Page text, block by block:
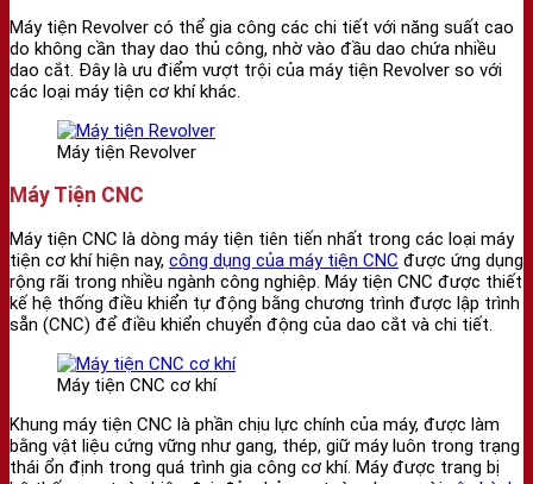
Máy tiện Revolver có thể gia công các chi tiết với năng suất cao
do không cần thay dao thủ công, nhờ vào đầu dao chứa nhiều
dao cắt. Đây là ưu điểm vượt trội của máy tiện Revolver so với
các loại máy tiện cơ khí khác.
Máy tiện Revolver
Máy Tiện CNC
Máy tiện CNC là dòng máy tiện tiên tiến nhất trong các loại máy
tiện cơ khí hiện nay, công dụng của máy tiện CNC được ứng dụng
rộng rãi trong nhiều ngành công nghiệp. Máy tiện CNC được thiết
kế hệ thống điều khiển tự động bằng chương trình được lập trình
sẵn (CNC) để điều khiển chuyển động của dao cắt và chi tiết.
Máy tiện CNC cơ khí
Khung máy tiện CNC là phần chịu lực chính của máy, được làm
bằng vật liệu cứng vững như gang, thép, giữ máy luôn trong trạng
thái ổn định trong quá trình gia công cơ khí. Máy được trang bị